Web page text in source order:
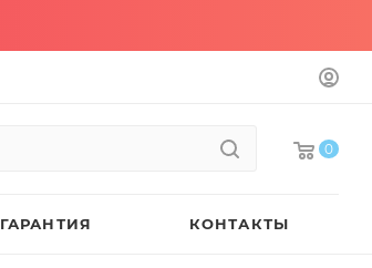
0
ГАРАНТИЯ КОНТАКТЫ